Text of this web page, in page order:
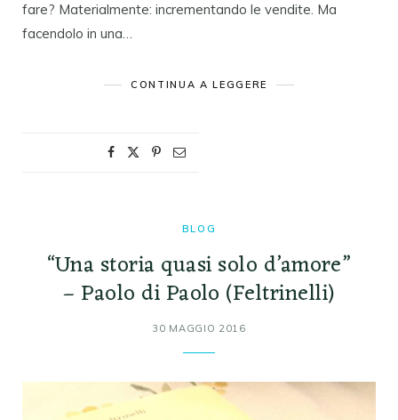
fare? Materialmente: incrementando le vendite. Ma
facendolo in una…
CONTINUA A LEGGERE
BLOG
“Una storia quasi solo d’amore”
– Paolo di Paolo (Feltrinelli)
30 MAGGIO 2016